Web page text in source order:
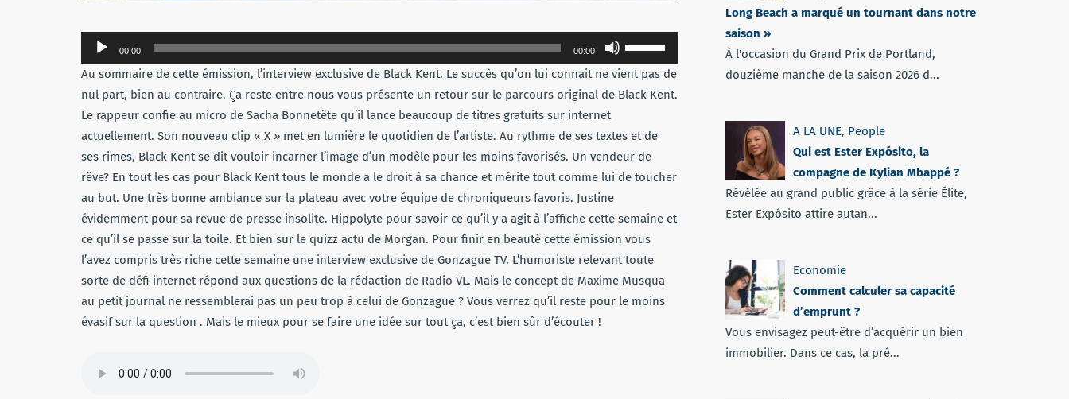
Lecteur
audio
00:00 00:00
les
flèches
haut/bas
augmenter
ou
diminuer
volume.
Au sommaire de cette émission, l’interview exclusive de Black Kent. Le succès qu’on lui connait ne vient pas de
nul part, bien au contraire. Ça reste entre nous vous présente un retour sur le parcours original de Black Kent.
Le rappeur confie au micro de Sacha Bonnetête qu’il lance beaucoup de titres gratuits sur internet
actuellement. Son nouveau clip « X » met en lumière le quotidien de l’artiste. Au rythme de ses textes et de
ses rimes, Black Kent se dit vouloir incarner l’image d’un modèle pour les moins favorisés. Un vendeur de
rêve? En tout les cas pour Black Kent tous le monde a le droit à sa chance et mérite tout comme lui de toucher
au but. Une très bonne ambiance sur la plateau avec votre équipe de chroniqueurs favoris. Justine
évidemment pour sa revue de presse insolite. Hippolyte pour savoir ce qu’il y a agit à l’affiche cette semaine et
ce qu’il se passe sur la toile. Et bien sur le quizz actu de Morgan. Pour finir en beauté cette émission vous
l’avez compris très riche cette semaine une interview exclusive de Gonzague TV. L’humoriste relevant toute
sorte de défi internet répond aux questions de la rédaction de Radio VL. Mais le concept de Maxime Musqua
au petit journal ne ressemblerai pas un peu trop à celui de Gonzague ? Vous verrez qu’il reste pour le moins
évasif sur la question . Mais le mieux pour se faire une idée sur tout ça, c’est bien sûr d’écouter !
Long Beach a marqué un tournant dans notre
saison »
À l'occasion du Grand Prix de Portland,
douzième manche de la saison 2026 d...
A LA UNE, People
Qui est Ester Expósito, la
compagne de Kylian Mbappé ?
Révélée au grand public grâce à la série Élite,
Ester Expósito attire autan...
Economie
Comment calculer sa capacité
d’emprunt ?
Vous envisagez peut-être d’acquérir un bien
immobilier. Dans ce cas, la pré...